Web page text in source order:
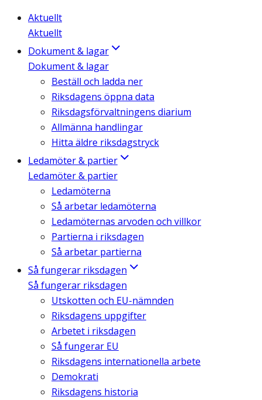
Aktuellt
Aktuellt
Dokument & lagar
Dokument & lagar
Beställ och ladda ner
Riksdagens öppna data
Riksdagsförvaltningens diarium
Allmänna handlingar
Hitta äldre riksdagstryck
Ledamöter & partier
Ledamöter & partier
Ledamöterna
Så arbetar ledamöterna
Ledamöternas arvoden och villkor
Partierna i riksdagen
Så arbetar partierna
Så fungerar riksdagen
Så fungerar riksdagen
Utskotten och EU-nämnden
Riksdagens uppgifter
Arbetet i riksdagen
Så fungerar EU
Riksdagens internationella arbete
Demokrati
Riksdagens historia